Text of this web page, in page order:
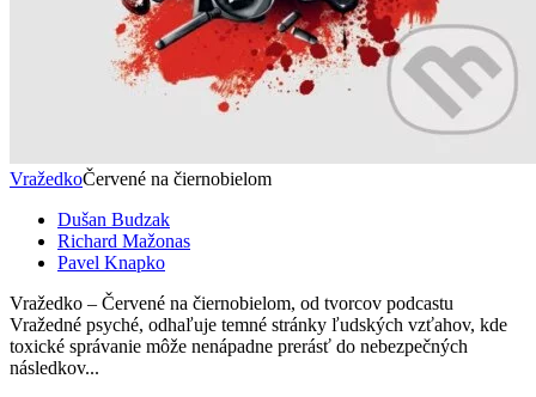
VražedkoČervené na čiernobielom
Dušan Budzak
Richard Mažonas
Pavel Knapko
Vražedko – Červené na čiernobielom, od tvorcov podcastu
Vražedné psyché, odhaľuje temné stránky ľudských vzťahov, kde
toxické správanie môže nenápadne prerásť do nebezpečných
následkov...